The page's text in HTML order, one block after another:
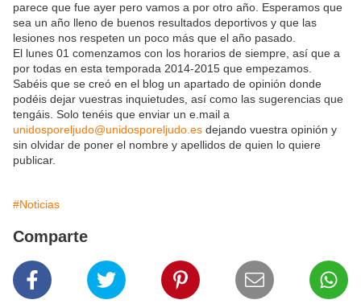
parece que fue ayer pero vamos a por otro año. Esperamos que
sea un año lleno de buenos resultados deportivos y que las
lesiones nos respeten un poco más que el año pasado.
El lunes 01 comenzamos con los horarios de siempre, así que a
por todas en esta temporada 2014-2015 que empezamos.
Sabéis que se creó en el blog un apartado de opinión donde
podéis dejar vuestras inquietudes, así como las sugerencias que
tengáis. Solo tenéis que enviar un e.mail a
unidosporeljudo@unidosporeljudo.es dejando vuestra opinión y
sin olvidar de poner el nombre y apellidos de quien lo quiere
publicar.
#Noticias
Comparte